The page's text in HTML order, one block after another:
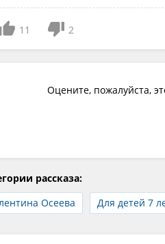
11 2
Оцените, пожалуйста,
рассказа:
Осеева
Для детей 7